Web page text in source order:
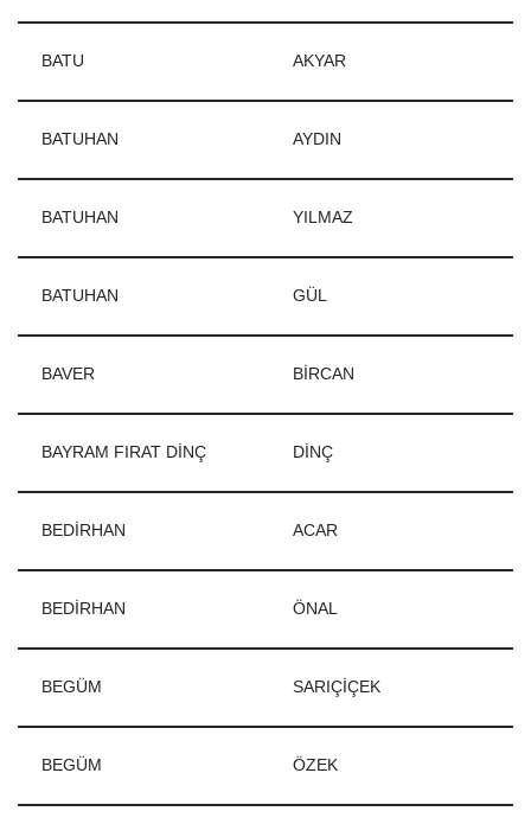
BATU AKYAR
BATUHAN AYDIN
BATUHAN YILMAZ
BATUHAN GÜL
BAVER BİRCAN
BAYRAM FIRAT DİNÇ DİNÇ
BEDİRHAN ACAR
BEDİRHAN ÖNAL
BEGÜM SARIÇİÇEK
BEGÜM ÖZEK